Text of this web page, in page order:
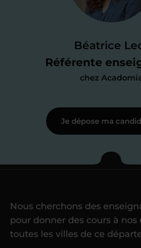
Béatrice
Référente
chez
test de 15
des programmes
me mettre à jour au
j’échange en direct avec
Étape 3
Je commence
Une fois ma candidature
référent me confie mes
élèvesdans un délai de6
Je dépose ma
Nous cherchons des
pour donner des cours à nos
toutes les villes de ce